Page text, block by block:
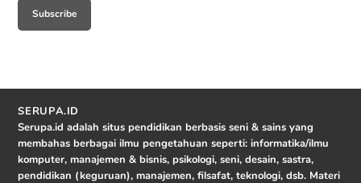
Subscribe
SERUPA.ID
Serupa.id adalah situs pendidikan berbasis seni & sains yang
membahas berbagai ilmu pengetahuan seperti: informatika/ilmu
komputer, manajemen & bisnis, psikologi, seni, desain, sastra,
pendidikan (keguruan), manajemen, filsafat, teknologi, dsb. Materi